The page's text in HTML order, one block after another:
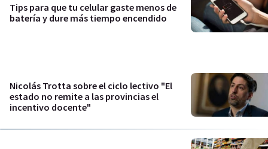
Tips para que tu celular gaste menos de
batería y dure más tiempo encendido
Nicolás Trotta sobre el ciclo lectivo "El
estado no remite a las provincias el
incentivo docente"